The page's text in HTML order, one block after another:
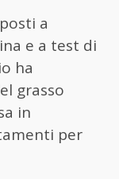
a
e a test di
ha
grasso
in
per